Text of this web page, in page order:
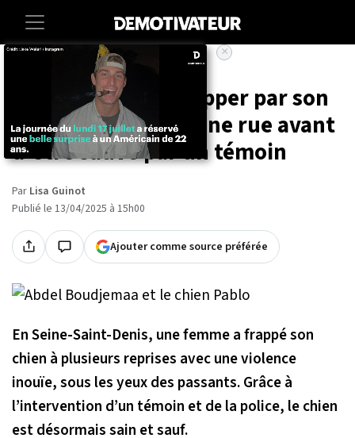
Animaux
Un chien se fait frapper par son
propriétaire en pleine rue avant
d'être sauvé par un témoin
Par Lisa Guinot
Publié le 13/04/2025 à 15h00
Ajouter comme source préférée
En Seine-Saint-Denis, une femme a frappé son
chien à plusieurs reprises avec une violence
inouïe, sous les yeux des passants. Grâce à
l’intervention d’un témoin et de la police, le chien
est désormais sain et sauf.
×